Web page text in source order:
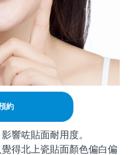
約
咗貼面耐用度。
得北上瓷貼面顏色偏白偏